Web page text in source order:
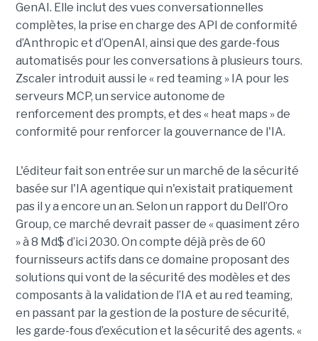
GenAI. Elle inclut des vues conversationnelles
complètes, la prise en charge des API de conformité
d’Anthropic et d’OpenAI, ainsi que des garde-fous
automatisés pour les conversations à plusieurs tours.
Zscaler introduit aussi le « red teaming » IA pour les
serveurs MCP, un service autonome de
renforcement des prompts, et des « heat maps » de
conformité pour renforcer la gouvernance de l'IA.
L'éditeur fait son entrée sur un marché de la sécurité
basée sur l'IA agentique qui n'existait pratiquement
pas il y a encore un an. Selon un rapport du Dell’Oro
Group, ce marché devrait passer de « quasiment zéro
» à 8 Md$ d’ici 2030. On compte déjà près de 60
fournisseurs actifs dans ce domaine proposant des
solutions qui vont de la sécurité des modèles et des
composants à la validation de l’IA et au red teaming,
en passant par la gestion de la posture de sécurité,
les garde-fous d’exécution et la sécurité des agents. «